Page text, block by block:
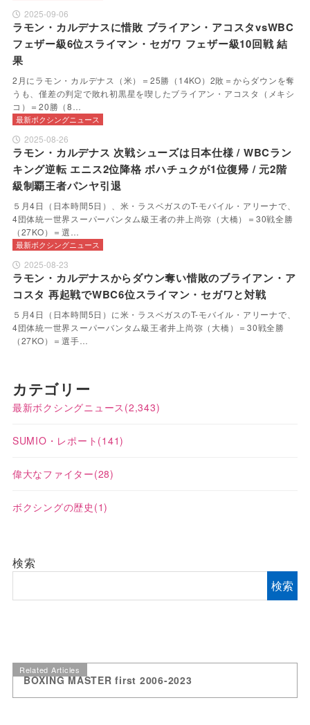
2025-09-06
ラモン・カルデナスに惜敗 ブライアン・アコスタvsWBC
フェザー級6位スライマン・セガワ フェザー級10回戦 結
果
2月にラモン・カルデナス（米）＝25勝（14KO）2敗＝からダウンを奪
うも、僅差の判定で敗れ初黒星を喫したブライアン・アコスタ（メキシ
コ）＝20勝（8…
最新ボクシングニュース
2025-08-26
ラモン・カルデナス 次戦シューズは日本仕様 / WBCラン
キング逆転 エニス2位降格 ボハチュクが1位復帰 / 元2階
級制覇王者パンヤ引退
５月4日（日本時間5日）、米・ラスベガスのT-モバイル・アリーナで、
4団体統一世界スーパーバンタム級王者の井上尚弥（大橋）＝30戦全勝
（27KO）＝選…
最新ボクシングニュース
2025-08-23
ラモン・カルデナスからダウン奪い惜敗のブライアン・ア
コスタ 再起戦でWBC6位スライマン・セガワと対戦
５月4日（日本時間5日）に米・ラスベガスのT-モバイル・アリーナで、
4団体統一世界スーパーバンタム級王者井上尚弥（大橋）＝30戦全勝
（27KO）＝選手…
カテゴリー
最新ボクシングニュース (2,343)
SUMIO・レポート (141)
偉大なファイター(28)
ボクシングの歴史 (1)
検索
検索
Related Articles
BOXING MASTER first 2006-2023